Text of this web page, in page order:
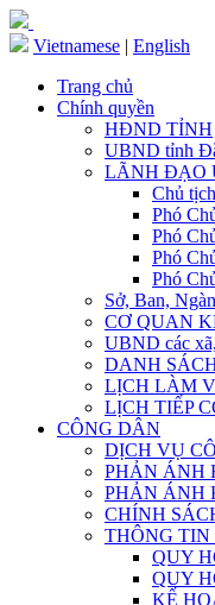
Vietnamese | English
Trang chủ
Chính quyền
HĐND TỈNH
UBND tỉnh
LÃNH ĐẠO
Chủ
Phó
Phó
Phó
Phó
Sở, Ban,
CƠ QUAN
UBND các
DANH
LỊCH LÀM
LỊCH TIẾP
CÔNG DÂN
DỊCH VỤ
PHẢN ÁNH
PHẢN ÁNH
CHÍNH
THÔNG TIN
QUY
QUY
KẾ